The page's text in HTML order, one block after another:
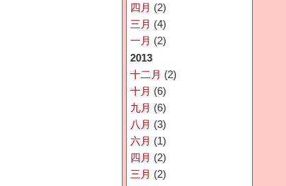
四月 (2)
三月 (4)
一月 (2)
2013
十二月 (2)
十月 (6)
九月 (6)
八月 (3)
六月 (1)
四月 (2)
三月 (2)